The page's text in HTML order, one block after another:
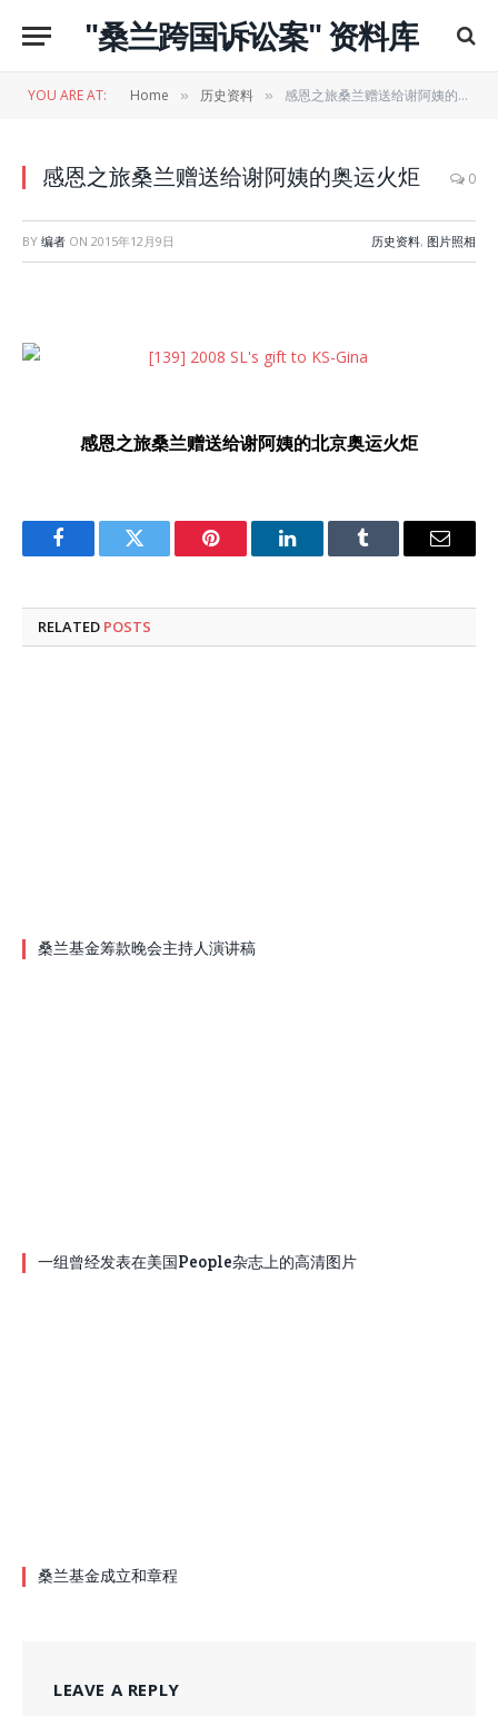
"桑兰跨国诉讼案" 资料库
YOU ARE AT: Home » 历史资料 » 感恩之旅桑兰赠送给谢阿姨的奥运火炬
感恩之旅桑兰赠送给谢阿姨的奥运火炬 0
BY 编者 ON 2015年12月9日 历史资料, 图片照相
感恩之旅桑兰赠送给谢阿姨的北京奥运火炬
FacebookTwitter Pinterest LinkedInTumblr Email
RELATED POSTS
桑兰基金筹款晚会主持人演讲稿
一组曾经发表在美国People杂志上的高清图片
桑兰基金成立和章程
LEAVE A REPLY